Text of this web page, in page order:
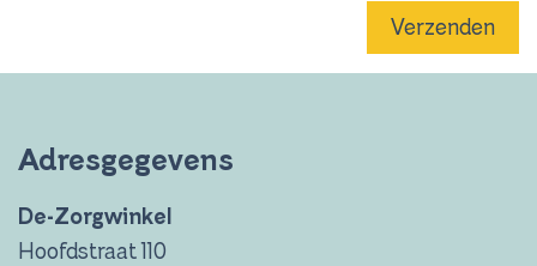
Verzenden
Adresgegevens
De-Zorgwinkel
Hoofdstraat 110